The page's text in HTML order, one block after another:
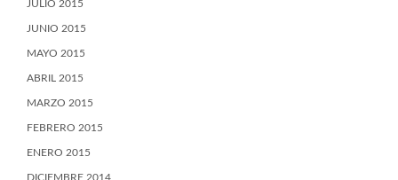
JULIO 2015
JUNIO 2015
MAYO 2015
ABRIL 2015
MARZO 2015
FEBRERO 2015
ENERO 2015
DICIEMBRE 2014